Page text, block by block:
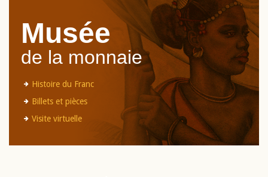
Musée
de la monnaie
Histoire du Franc
Billets et pièces
Visite virtuelle